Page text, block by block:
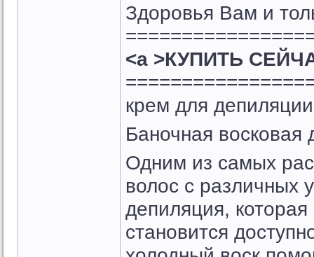
Здоровья Вам и
<a >КУПИТЬ
крем для
Баночная восковая
Одним из самых
волос с различных
депиляция,
становится